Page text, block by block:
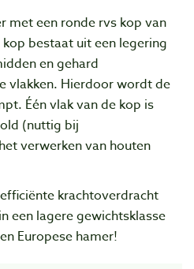
met een ronde rvs kop van
bestaat uit een legering
en gehard
vlakken. Hierdoor wordt de
Één vlak van de kop is
(nuttig bij
verwerken van houten
krachtoverdracht
een lagere gewichtsklasse
Europese hamer!